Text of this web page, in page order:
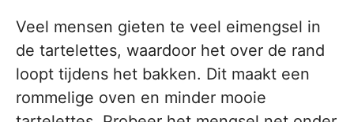
Veel mensen gieten te veel eimengsel in
de tartelettes, waardoor het over de rand
loopt tijdens het bakken. Dit maakt een
rommelige oven en minder mooie